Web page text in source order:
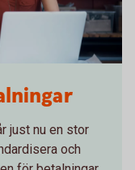
just nu en stor
och